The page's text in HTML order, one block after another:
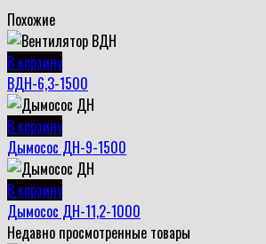
Похожие
В корзину
ВДН-6,3-1500
В корзину
Дымосос ДН-9-1500
В корзину
Дымосос ДН-11,2-1000
Недавно просмотренные товары